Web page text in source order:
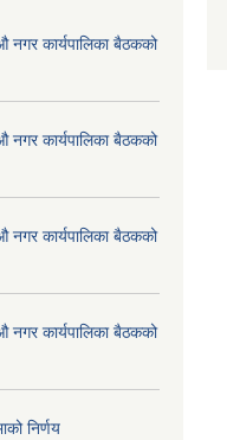
नगर कार्यपालिका बैठकको
नगर कार्यपालिका बैठकको
नगर कार्यपालिका बैठकको
नगर कार्यपालिका बैठकको
निर्णय